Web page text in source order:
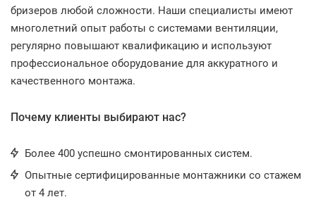
бризеров любой сложности. Наши специалисты имеют
многолетний опыт работы с системами вентиляции,
регулярно повышают квалификацию и используют
профессиональное оборудование для аккуратного и
качественного монтажа.
Почему клиенты выбирают нас?
Более 400 успешно смонтированных систем.
Опытные сертифицированные монтажники со стажем
от 4 лет.